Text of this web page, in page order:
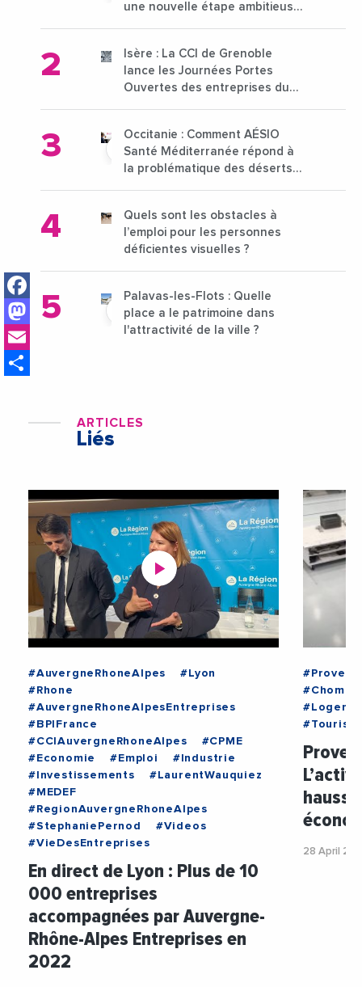
Facebook
Mastodon
une nouvelle étape ambitieuse
Isère : La CCI de Grenoble
lance les Journées Portes
Ouvertes des entreprises du
Occitanie : Comment AÉSIO
Santé Méditerranée répond à
la problématique des déserts
Quels sont les obstacles à
l’emploi pour les personnes
déficientes visuelles ?
Palavas-les-Flots : Quelle
place a le patrimoine dans
l'attractivité de la ville ?
ARTICLES
Liés
#AuvergneRhoneAlpes
#Lyon
#Rhone
#AuvergneRhoneAlpesEntreprises
#BPIFrance
#CCIAuvergneRhoneAlpes
#CPME
#Economie
#Emploi
#Industrie
#Investissements
#LaurentWauquiez
#MEDEF
#RegionAuvergneRhoneAlpes
#StephaniePernod
#Videos
#VieDesEntreprises
En direct de Lyon : Plus de 10
000 entreprises
accompagnées par Auvergne-
Rhône-Alpes Entreprises en
2022
28 April